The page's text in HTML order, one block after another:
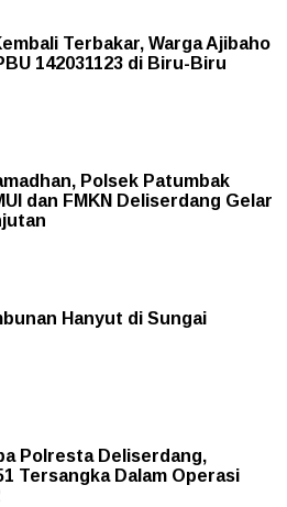
Terbakar, Warga Ajibaho
142031123 di Biru-Biru
Polsek Patumbak
dan FMKN Deliserdang Gelar
Hanyut di Sungai
Polresta Deliserdang,
Tersangka Dalam Operasi